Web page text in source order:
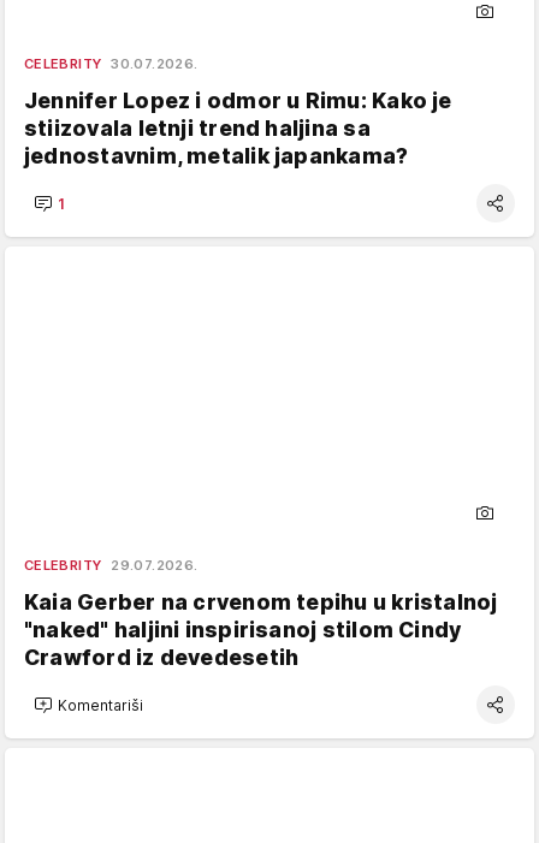
CELEBRITY 30.07.2026.
Jennifer Lopez i odmor u Rimu: Kako je
stiizovala letnji trend haljina sa
jednostavnim, metalik japankama?
1
CELEBRITY 29.07.2026.
Kaia Gerber na crvenom tepihu u kristalnoj
"naked" haljini inspirisanoj stilom Cindy
Crawford iz devedesetih
Komentariši